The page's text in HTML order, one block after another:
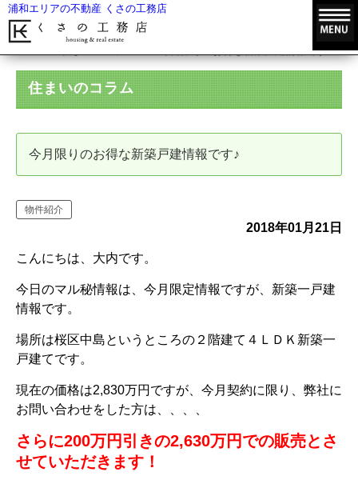
浦和エリアの不動産 くさの工務店
今月限りのお得な新築戸建情報です♪
住まいのコラム
今月限りのお得な新築戸建情報です♪
物件紹介
2018年01月21日
こんにちは、大内です。
今日のマル秘情報は、今月限定情報ですが、新築一戸建
情報です。
場所は桜区中島というところの２階建て４ＬＤＫ新築一
戸建てです。
現在の価格は2,830万円ですが、今月契約に限り、弊社に
お問い合わせをした方は、、、、
さらに200万円引きの2,630万円での販売とさ
せていただきます！